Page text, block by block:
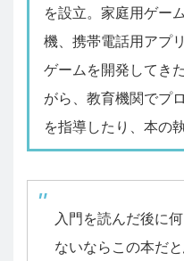
を設立。家庭用ゲー
機、携帯電話用アプ
ゲームを開発してき
がら、教育機関でプ
を指導したり、本の
入門を読んだ後に
ないならこの本だ